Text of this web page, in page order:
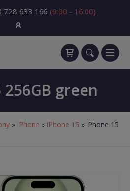
728 633 166 (9:00 - 16:00)
green
» iPhone » iPhone 15 » iPhone 15